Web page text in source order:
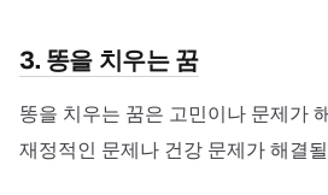
3. 똥을 치우는 꿈
똥을 치우는 꿈은 고민이나 문제가
재정적인 문제나 건강 문제가 해결